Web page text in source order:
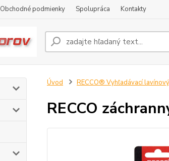
Obchodné podmienky Spolupráca Kontakty
Úvod RECCO® Vyhľadávací
RECCO